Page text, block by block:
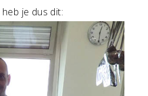
je dus dit: